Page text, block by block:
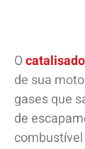
O
de sua
gases que
de